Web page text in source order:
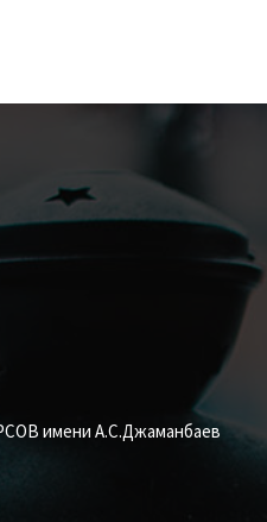
имени А.С.Джаманбаев